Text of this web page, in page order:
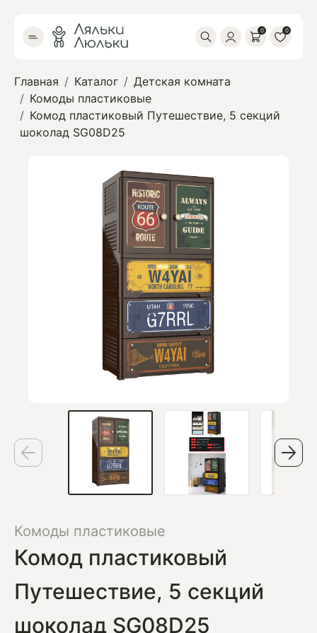
0 0
Главная Каталог
Детская комната
Комоды пластиковые
Комод пластиковый Путешествие, 5 секций
шоколад SG08D25
Комоды пластиковые
Комод пластиковый
Путешествие, 5 секций
шоколад SG08D25